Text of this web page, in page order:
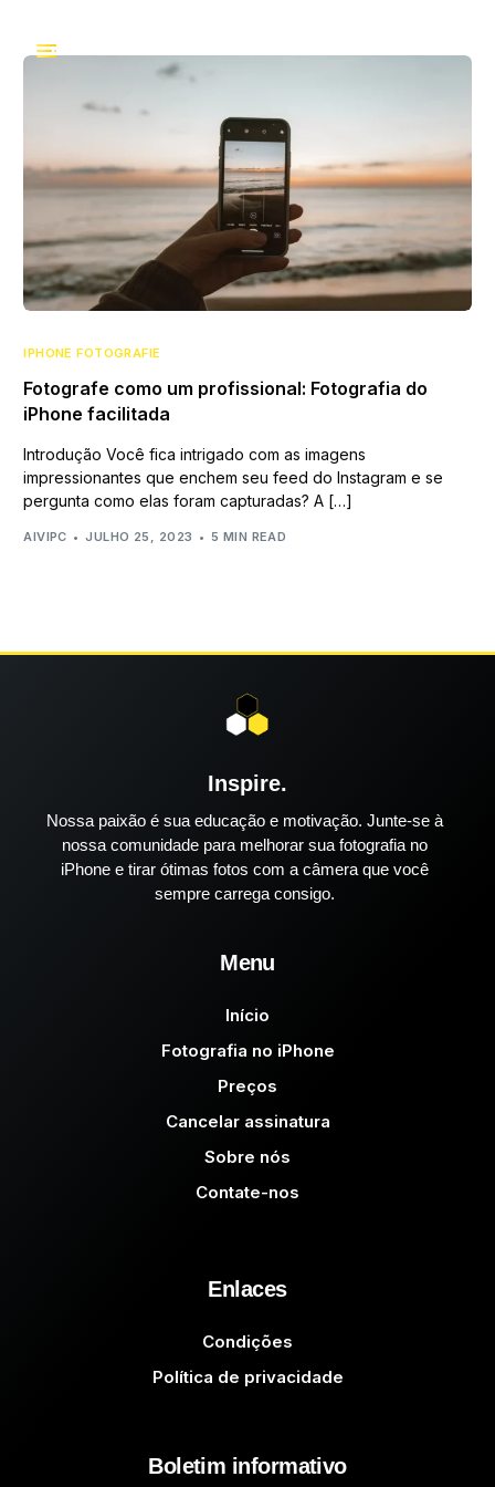
IPHONE FOTOGRAFIE
Fotografe como um profissional: Fotografia do
iPhone facilitada
Introdução Você fica intrigado com as imagens
impressionantes que enchem seu feed do Instagram e se
pergunta como elas foram capturadas? A […]
AIVIPC JULHO 25, 2023 5 MIN READ
Inspire.
Nossa paixão é sua educação e motivação. Junte-se à
nossa comunidade para melhorar sua fotografia no
iPhone e tirar ótimas fotos com a câmera que você
sempre carrega consigo.
Menu
Início
Fotografia no iPhone
Preços
Cancelar assinatura
Sobre nós
Contate-nos
Enlaces
Condições
Política de privacidade
Boletim informativo